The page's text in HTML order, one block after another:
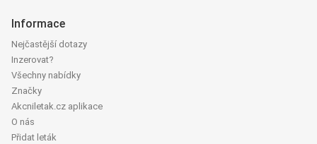
Informace
Nejčastější dotazy
Inzerovat?
Všechny nabídky
Značky
Akcniletak.cz aplikace
O nás
Přidat leták